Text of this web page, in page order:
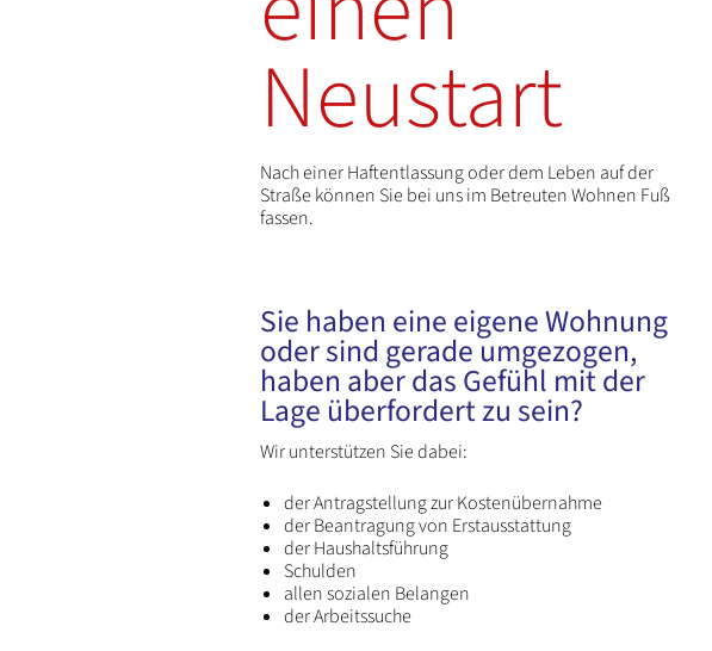
Neustart
Nach einer Haftentlassung oder dem Leben auf der
Straße können Sie bei uns im Betreuten Wohnen Fuß
fassen.
Sie haben eine eigene Wohnung
oder sind gerade umgezogen,
haben aber das Gefühl mit der
Lage überfordert zu sein?
Wir unterstützen Sie dabei:
der Antragstellung zur Kostenübernahme
der Beantragung von Erstausstattung
der Haushaltsführung
Schulden
allen sozialen Belangen
der Arbeitssuche